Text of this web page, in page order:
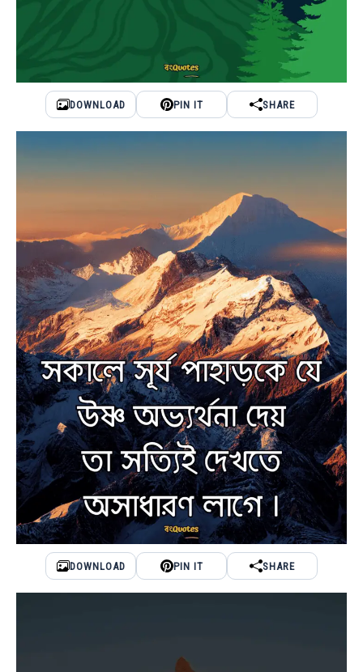
DOWNLOAD PIN IT SHARE
DOWNLOAD PIN IT SHARE